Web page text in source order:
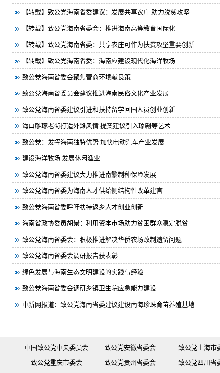
【转载】致公党海南省委建议：发展共享农庄 助力脱贫攻坚
【转载】致公党海南省委会：推进海南高等教育国际化
【转载】致公党海南省委：共享农庄可作为扶贫攻坚重要创新
【转载】致公党海南省委：海南应建设现代化海洋牧场
致公党海南省委会聚焦营商环境献良策
致公党海南省委员会建议推进海南民俗文化产业发展
致公党海南省委建议引进和扶持留学回国人员创业创新
海口雕琢老街打造外滩风情 提案建议引入琼剧等艺术
致公党：发挥海南独特优势 加快电动汽车产业发展
建设海洋牧场 发展休闲渔业
致公党海南省委建议大力推进南繁制种保险发展
致公党海南省委为海南人才供给侧结构性改革建言
致公党海南省委呼吁扶持返乡人才创业创新
海南省政协委员胡景：利用资本市场助力贫困群众稳定脱贫
致公党海南省委会：积极推进解决华侨农场改制遗留问题
致公党海南省委会调研报告获表彰
绿色发展与海南生态文明建设的实践与经验
致公党海南省委会调研乡镇卫生院应急能力建设
中新网报道：致公党海南省委建议建设南海珍珠育苗养殖基地
中国致公党中央委员会 致公党安徽省委会
致公党上海市
致公党重庆市委会
致公党贵州省委会 致公党四川省